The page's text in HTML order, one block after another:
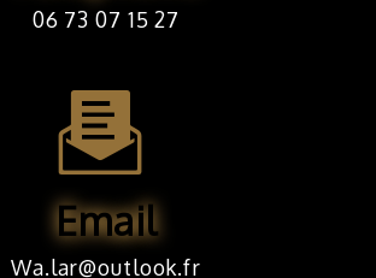
06 73 07 15 27
Email
wa.lar@outlook.fr